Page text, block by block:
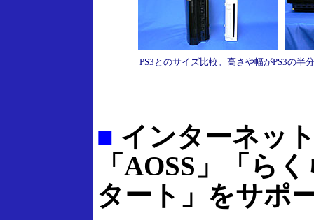
PS3とのサイズ比較。高さや幅がPS3の半
■ インターネッ
「AOSS」「ら
タート」をサポ